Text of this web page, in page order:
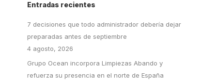
Entradas recientes
7 decisiones que todo administrador debería dejar
preparadas antes de septiembre
4 agosto, 2026
Grupo Ocean incorpora Limpiezas Abando y
refuerza su presencia en el norte de España